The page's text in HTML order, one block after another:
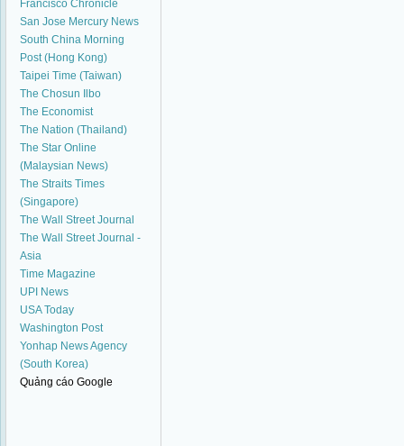
Francisco Chronicle
San Jose Mercury News
South China Morning
Post (Hong Kong)
Taipei Time (Taiwan)
The Chosun Ilbo
The Economist
The Nation (Thailand)
The Star Online
(Malaysian News)
The Straits Times
(Singapore)
The Wall Street Journal
The Wall Street Journal -
Asia
Time Magazine
UPI News
USA Today
Washington Post
Yonhap News Agency
(South Korea)
Quảng cáo Google